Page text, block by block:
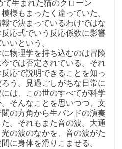
て生まれた猫のクローン
様もまったく違っていた。
で決まっているわけではな
応式でいう反応係数に影響
いという。
物理学を持ち込むのは冒険
では否定されている。それ
応で説明できることを知っ
う。見過ごしがちな日常に
は、この世のすべてが科学
そんなことを思いつつ、文
の方角から生バンドの演奏
。それもまた音の波。大通
の波のなかを、音の波がた
に身体を滑りこませる。